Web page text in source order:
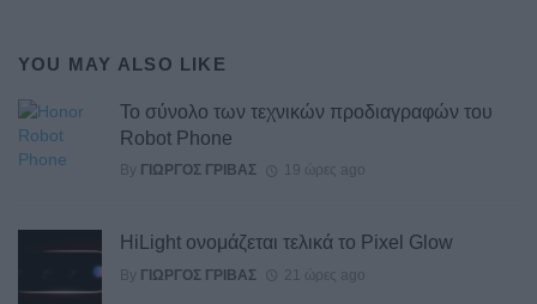
YOU MAY ALSO LIKE
Το σύνολο των τεχνικών προδιαγραφών του
Robot Phone
By ΓΙΏΡΓΟΣ ΓΡΊΒΑΣ 19 ώρες ago
HiLight ονομάζεται τελικά το Pixel Glow
By ΓΙΏΡΓΟΣ ΓΡΊΒΑΣ 21 ώρες ago